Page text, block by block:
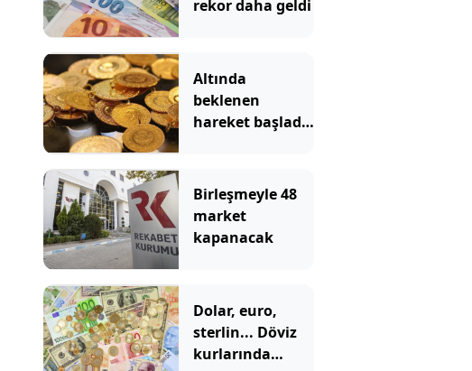
rekor daha geldi
Altında
beklenen
hareket başladı!
Birleşmeyle 48
market
kapanacak
Dolar, euro,
sterlin... Döviz
kurlarında